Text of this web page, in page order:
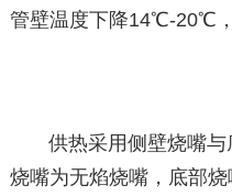
管壁温度下降14℃-20℃
供热采用侧壁烧嘴
烧嘴为无焰烧嘴，底部烧